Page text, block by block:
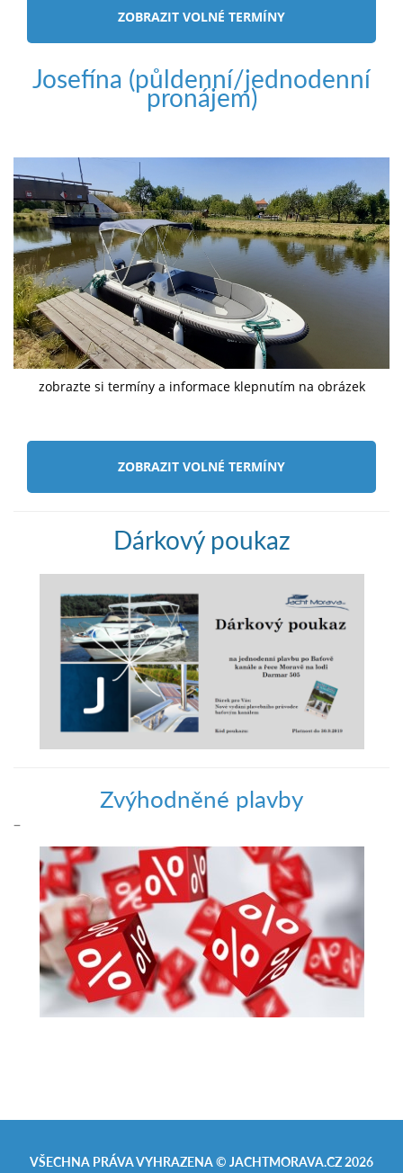
ZOBRAZIT VOLNÉ TERMÍNY
Josefína (půldenní/jednodenní
pronájem)
zobrazte si termíny a informace klepnutím na obrázek
ZOBRAZIT VOLNÉ TERMÍNY
Dárkový poukaz
Zvýhodněné plavby
–
VŠECHNA PRÁVA VYHRAZENA © JACHTMORAVA.CZ2026